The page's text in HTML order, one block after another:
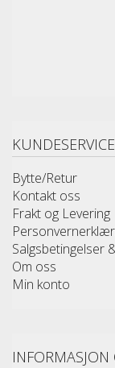
KUNDESERVICE
Bytte/Retur
Kontakt oss
Frakt og Levering
Salgsbetingelser
Om oss
Min konto
INFORMASJON